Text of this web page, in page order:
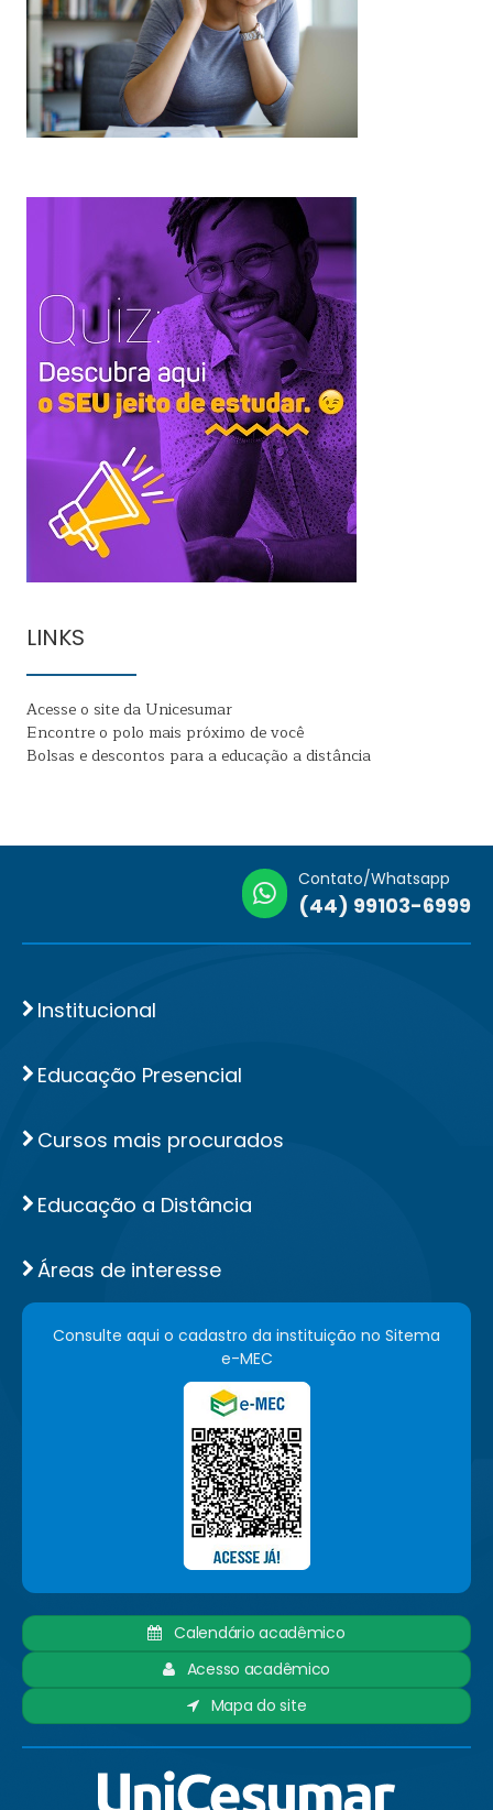
LINKS
Acesse o site da Unicesumar
Encontre o polo mais próximo de você
Bolsas e descontos para a educação a distância
Contato/Whatsapp
(44) 99103-6999
Institucional
Educação Presencial
Cursos mais procurados
Educação a Distância
Áreas de interesse
Consulte aqui o cadastro da instituição no Sitema
e-MEC
Calendário acadêmico
Acesso acadêmico
Mapa do site